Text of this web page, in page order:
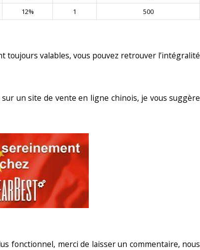
12% 1 500
toujours valables, vous pouvez retrouver l’intégralité
un site de vente en ligne chinois, je vous suggère
fonctionnel, merci de laisser un commentaire, nous